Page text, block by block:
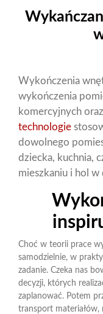
Wykończenia
wykończenia
komercyjnych oraz
technologie
dowolnego
dziecka, kuchnia,
mieszkaniu i hol
Choć w teorii prace
samodzielnie, w
zadanie. Czeka nas
decyzji, których
zaplanować. Potem
transport materiałów,